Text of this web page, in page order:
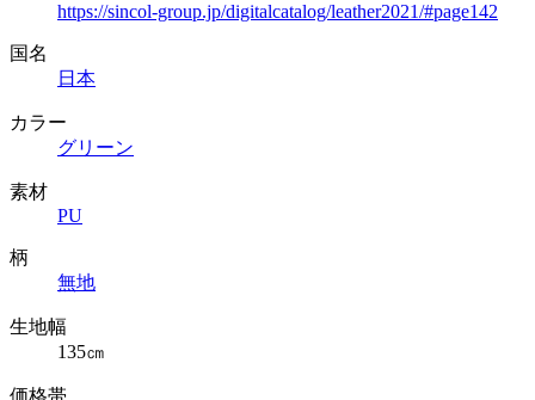
https://sincol-group.jp/digitalcatalog/leather2021/#page142
国名
日本
カラー
グリーン
素材
PU
柄
無地
生地幅
135㎝